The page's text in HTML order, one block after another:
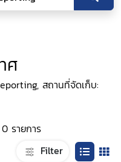
ศ
สถานที่จัดเก็บ:
รายการ
Filter